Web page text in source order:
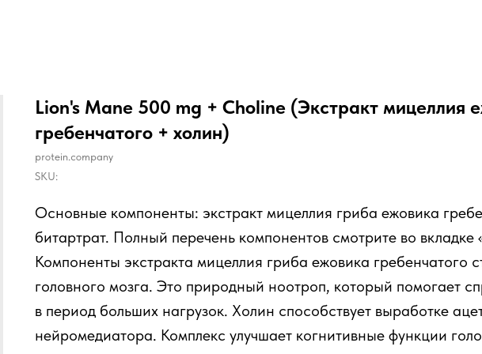
Lion's Mane 500 mg + Choline (Экстракт мицеллия
гребенчатого + холин)
protein.company
SKU:
Основные компоненты: экстракт мицеллия гриба ежовика
битартрат. Полный перечень компонентов смотрите во вкладке
Компоненты экстракта мицеллия гриба ежовика гребенчатого
головного мозга. Это природный ноотроп, который помогает
в период больших нагрузок. Холин способствует выработке
нейромедиатора. Комплекс улучшает когнитивные функции